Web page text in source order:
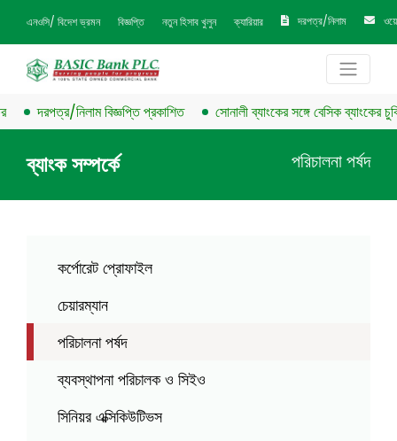
এনওসি/ বিদেশ ভ্রমন বিজ্ঞপ্তি নতুন হিসাব খুলুন ক্যারিয়ার দরপত্র/নিলাম
দরপত্র/নিলাম বিজ্ঞপ্তি প্রকাশিত সোনালী ব্যাংকের সঙ্গে বেসিক ব্যাংকের চুক্তি
ব্যাংক সম্পর্কে পরিচালনা পর্ষদ
কর্পোরেট প্রোফাইল
চেয়ারম্যান
পরিচালনা পর্ষদ
ব্যবস্থাপনা পরিচালক ও সিইও
সিনিয়র এক্সিকিউটিভস